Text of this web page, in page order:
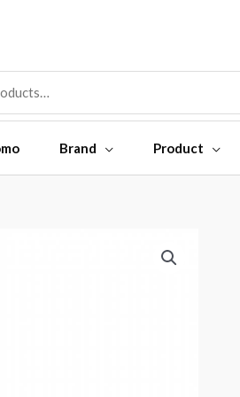
Brand Product